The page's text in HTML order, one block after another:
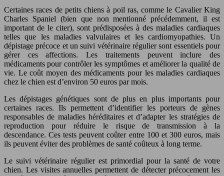
Certaines races de petits chiens à poil ras, comme le Cavalier King
Charles Spaniel (bien que non mentionné précédemment, il est
important de le citer), sont prédisposées à des maladies cardiaques
telles que les maladies valvulaires et les cardiomyopathies. Un
dépistage précoce et un suivi vétérinaire régulier sont essentiels pour
gérer ces affections. Les traitements peuvent inclure des
médicaments pour contrôler les symptômes et améliorer la qualité de
vie. Le coût moyen des médicaments pour les maladies cardiaques
chez le chien est d’environ 50 euros par mois.
Les dépistages génétiques sont de plus en plus importants pour
certaines races. Ils permettent d’identifier les porteurs de gènes
responsables de maladies héréditaires et d’adapter les stratégies de
reproduction pour réduire le risque de transmission à la
descendance. Ces tests peuvent coûter entre 100 et 300 euros, mais
ils peuvent éviter des problèmes de santé coûteux à long terme.
Le suivi vétérinaire régulier est primordial pour la santé de votre
chien. Les visites annuelles permettent de détecter précocement les